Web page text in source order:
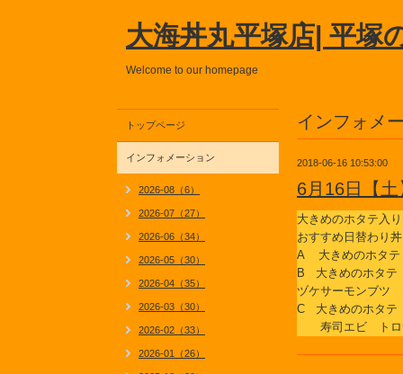
大海丼丸平塚店| 平塚
Welcome to our homepage
インフォメ
2018-06-16 10:53:00
6月16日【
大きめのホタテ入り
おすすめ日替わり丼
A 大きめのホタ
B 大きめのホタテ
ヅケサーモンブツ
C 大きめのホタ
寿司エビ トロ
トップページ
インフォメーション
2026-08（6）
2026-07（27）
2026-06（34）
2026-05（30）
2026-04（35）
2026-03（30）
2026-02（33）
2026-01（26）